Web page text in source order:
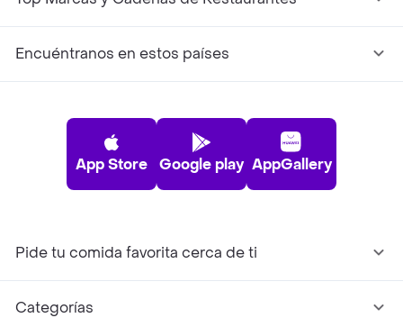
Encuéntranos en estos países
App Store Google play AppGallery
Pide tu comida favorita cerca de ti
Categorías